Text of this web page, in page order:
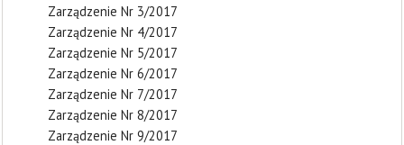
Zarządzenie Nr 3/2017
Zarządzenie Nr 4/2017
Zarządzenie Nr 5/2017
Zarządzenie Nr 6/2017
Zarządzenie Nr 7/2017
Zarządzenie Nr 8/2017
Zarządzenie Nr 9/2017